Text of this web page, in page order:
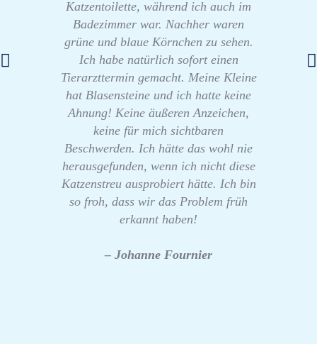
Katzentoilette, während ich auch im
Badezimmer war. Nachher waren
grüne und blaue Körnchen zu sehen.
Ich habe natürlich sofort einen
Tierarzttermin gemacht. Meine Kleine
hat Blasensteine und ich hatte keine
Ahnung! Keine äußeren Anzeichen,
keine für mich sichtbaren
Beschwerden. Ich hätte das wohl nie
herausgefunden, wenn ich nicht diese
Katzenstreu ausprobiert hätte. Ich bin
so froh, dass wir das Problem früh
erkannt haben!
– Johanne Fournier